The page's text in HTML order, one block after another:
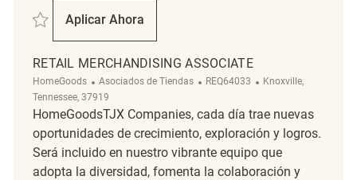
Salvar Merchandising Associate REQ113883
Aplicar Ahora
Merchandising Associate
RETAIL MERCHANDISING ASSOCIATE
HomeGoods Categoría
Asociados de Tiendas ReqId
REQ64033 Ubicación
Knoxville,
Tennessee, 37919
HomeGoodsTJX Companies, cada día trae nuevas
oportunidades de crecimiento, exploración y logros.
Será incluido en nuestro vibrante equipo que
adopta la diversidad, fomenta la colaboración y